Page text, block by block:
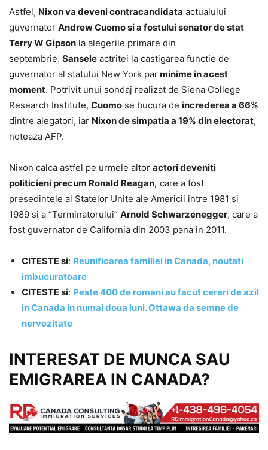
Astfel, Nixon va deveni contracandidata actualului
guvernator Andrew Cuomo si a fostului senator de stat
Terry W Gipson la alegerile primare din
septembrie. Sansele actritei la castigarea functie de
guvernator al statului New York parminime in acest
moment. Potrivit unui sondaj realizat de Siena College
Research Institute, Cuomo se bucura de increderea a 66%
dintre alegatori, iar Nixon de simpatia a 19% din electorat,
noteaza AFP.
Nixon calca astfel pe urmele altor actori deveniti
politicieni precum Ronald Reagan, care a fost
presedintele al Statelor Unite ale Americii intre 1981 si
1989 si a “Terminatorului” Arnold Schwarzenegger, care a
fost guvernator de California din 2003 pana in 2011.
CITESTE si: Reunificarea familiei in Canada, noutati
imbucuratoare
CITESTE si: Peste 400 de romani au facut cereri de azil
in Canada in numai doua luni. Ottawa da semne de
nervozitate
INTERESAT DE MUNCA SAU
EMIGRAREA IN CANADA?